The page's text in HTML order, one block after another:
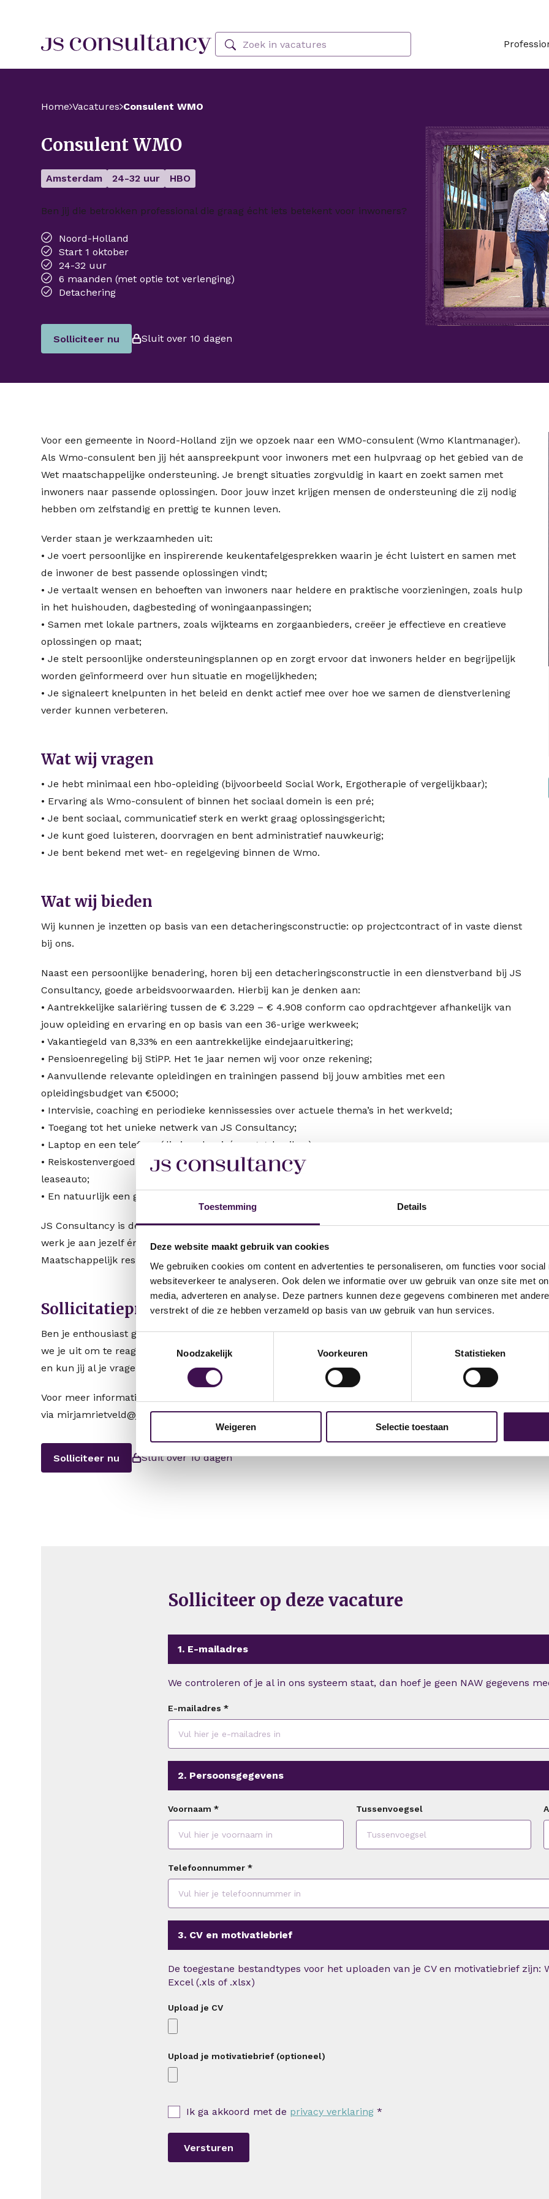
Toestemming Details
Deze website maakt gebruik van cookies
We gebruiken cookies om content en advertenties te personaliseren, om functies voor social
websiteverkeer te analyseren. Ook delen we informatie over uw gebruik van onze site met
media, adverteren en analyse. Deze partners kunnen deze gegevens combineren met
verstrekt of die ze hebben verzameld op basis van uw gebruik van hun services.
Toestemmingsselectie
Noodzakelijk
Voorkeuren Statistieken
Weigeren Selectie toestaan
Zoeken
Home Vacatures Consulent WMO
Consulent WMO
Amsterdam 24-32 uur HBO
Ben jij die betrokken professional die graag écht iets betekent voor inwoners?
Noord-Holland
Start 1 oktober
24-32 uur
6 maanden (met optie tot verlenging)
Detachering
Solliciteer nu Sluit over 10 dagen
Voor een gemeente in Noord-Holland zijn we opzoek naar een WMO-consulent (Wmo Klantmanager).
Als Wmo-consulent ben jij hét aanspreekpunt voor inwoners met een hulpvraag op het gebied van de
Wet maatschappelijke ondersteuning. Je brengt situaties zorgvuldig in kaart en zoekt samen met
inwoners naar passende oplossingen. Door jouw inzet krijgen mensen de ondersteuning die zij nodig
hebben om zelfstandig en prettig te kunnen leven.
Verder staan je werkzaamheden uit:
• Je voert persoonlijke en inspirerende keukentafelgesprekken waarin je écht luistert en samen met
de inwoner de best passende oplossingen vindt;
• Je vertaalt wensen en behoeften van inwoners naar heldere en praktische voorzieningen, zoals hulp
in het huishouden, dagbesteding of woningaanpassingen;
• Samen met lokale partners, zoals wijkteams en zorgaanbieders, creëer je effectieve en creatieve
oplossingen op maat;
• Je stelt persoonlijke ondersteuningsplannen op en zorgt ervoor dat inwoners helder en begrijpelijk
worden geïnformeerd over hun situatie en mogelijkheden;
• Je signaleert knelpunten in het beleid en denkt actief mee over hoe we samen de dienstverlening
verder kunnen verbeteren.
Wat wij vragen
• Je hebt minimaal een hbo-opleiding (bijvoorbeeld Social Work, Ergotherapie of vergelijkbaar);
• Ervaring als Wmo-consulent of binnen het sociaal domein is een pré;
• Je bent sociaal, communicatief sterk en werkt graag oplossingsgericht;
• Je kunt goed luisteren, doorvragen en bent administratief nauwkeurig;
• Je bent bekend met wet- en regelgeving binnen de Wmo.
Wat wij bieden
Wij kunnen je inzetten op basis van een detacheringsconstructie: op projectcontract of in vaste dienst
bij ons.
Naast een persoonlijke benadering, horen bij een detacheringsconstructie in een dienstverband bij JS
Consultancy, goede arbeidsvoorwaarden. Hierbij kan je denken aan:
• Aantrekkelijke salariëring tussen de € 3.229 – € 4.908 conform cao opdrachtgever afhankelijk van
jouw opleiding en ervaring en op basis van een 36-urige werkweek;
• Vakantiegeld van 8,33% en een aantrekkelijke eindejaaruitkering;
• Pensioenregeling bij StiPP. Het 1e jaar nemen wij voor onze rekening;
• Aanvullende relevante opleidingen en trainingen passend bij jouw ambities met een
opleidingsbudget van €5000;
• Intervisie, coaching en periodieke kennissessies over actuele thema’s in het werkveld;
• Toegang tot het unieke netwerk van JS Consultancy;
• Laptop en een telefoon (die je ook privé mag gebruiken);
• Reiskostenvergoeding, NS Businesskaart of, afhankelijk van je reistijd, de mogelijkheid tot een
leaseauto;
• En natuurlijk een gezellige groep collega’s en regelmatig leuke bijeenkomsten en borrels.
JS Consultancy is de carrière partner van professionals en managers voor de publieke zaak. Bij ons
werk je aan jezelf én aan oplossingen voor de belangrijkste uitdagingen in onze samenleving.
Maatschappelijk resultaat. Samen met jou maken we het waar.
Sollicitatieprocedure
Ben je enthousiast geworden? Dan is dit hét moment om te solliciteren! Ook als je nog twijfelt, nodigen
we je uit om te reageren. Tijdens het eerste (telefonische) gesprek kijken we samen of er een match is
en kun jij al je vragen stellen.
Voor meer informatie over deze vacature kun je contact opnemen met onze recruiter Mirjam Rietveld
via mirjamrietveld@jsconsultancy.nl of via 06-27515764
Solliciteer nu Sluit over 10 dagen
Solliciteer op deze vacature
1. E-mailadres
We controleren of je al in ons systeem staat, dan hoef je geen NAW gegevens
E-mailadres*
2. Persoonsgegevens
Voornaam* Tussenvoegsel
Telefoonnummer*
3. CV en motivatiebrief
De toegestane bestandtypes voor het uploaden van je CV en motivatiebrief zijn:
Excel (.xls of .xlsx)
Upload je CV
Upload je motivatiebrief (optioneel)
Ik ga akkoord met de privacy verklaring *
Versturen